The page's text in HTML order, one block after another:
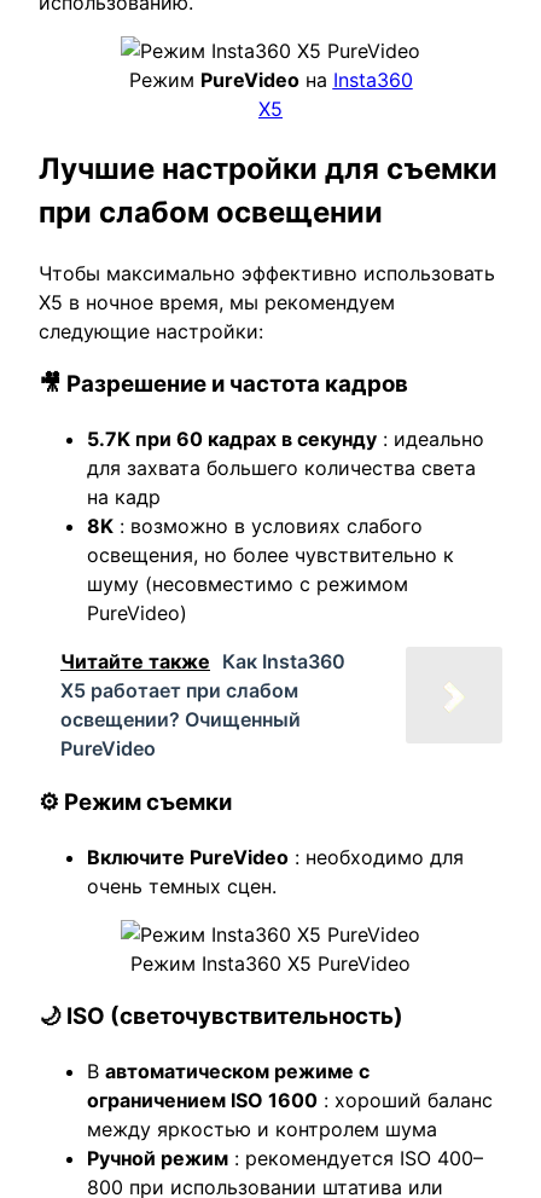
Режим PureVideoна Insta360
X5
Лучшие настройки для съемки
при слабом освещении
Чтобы максимально эффективно использовать
X5 в ночное время, мы рекомендуем
следующие настройки:
🎥 Разрешение и частота кадров
5.7K при 60 кадрах в секунду : идеально
для захвата большего количества света
на кадр
8K : возможно в условиях слабого
освещения, но более чувствительно к
шуму (несовместимо с режимом
PureVideo)
Читайте также Как Insta360
X5 работает при слабом
освещении? Очищенный
PureVideo
⚙️ Режим съемки
Включите PureVideo : необходимо для
очень темных сцен.
Режим Insta360 X5 PureVideo
🌙 ISO (светочувствительность)
В автоматическом режиме с
ограничением ISO 1600 : хороший баланс
между яркостью и контролем шума
Ручной режим : рекомендуется ISO 400–
800 при использовании штатива или